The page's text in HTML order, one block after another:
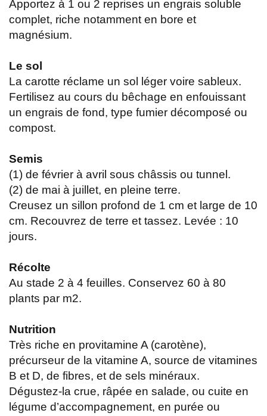
Apportez à 1 ou 2 reprises un engrais soluble
complet, riche notamment en bore et
magnésium.
Le sol
La carotte réclame un sol léger voire sableux.
Fertilisez au cours du bêchage en enfouissant
un engrais de fond, type fumier décomposé ou
compost.
Semis
(1) de février à avril sous châssis ou tunnel.
(2) de mai à juillet, en pleine terre.
Creusez un sillon profond de 1 cm et large de 10
cm. Recouvrez de terre et tassez. Levée : 10
jours.
Récolte
Au stade 2 à 4 feuilles. Conservez 60 à 80
plants par m2.
Nutrition
Très riche en provitamine A (carotène),
précurseur de la vitamine A, source de vitamines
B et D, de fibres, et de sels minéraux.
Dégustez-la crue, râpée en salade, ou cuite en
légume d’accompagnement, en purée ou